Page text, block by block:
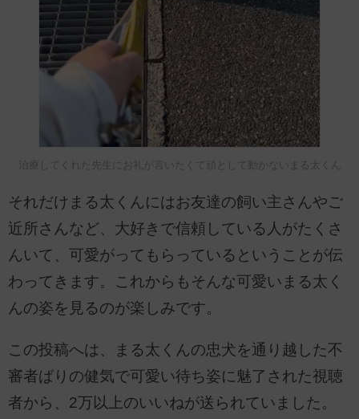
治療してくれた先生にお礼が言いたくて頑として動かないまる太くん
それだけまる太くんにはお友達の飼い主さんやご
近所さんなど、大好きで信頼している人がたくさ
んいて、可愛がってもらっているということが伝
わってきます。これからもそんな可愛いまる太く
んの姿を見るのが楽しみです。
この投稿へは、まる太くんの忠犬を通り越した不
審者ばりの健気で可愛い待ち姿に魅了された視聴
者から、2万以上のいいねが送られていました。